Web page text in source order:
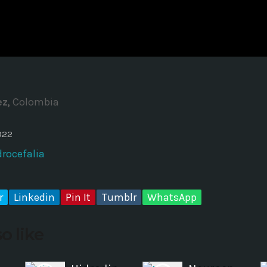
Time
Colombia
Linkedin Pin It Tumblr WhatsApp